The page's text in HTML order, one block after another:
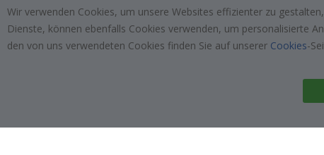
ABONNIEREN
Wir verwenden Cookies, um unsere Websites effizienter zu
Dienste, können ebenfalls Cookies verwenden, um personalisierte
den von uns verwendeten Cookies finden Sie auf unserer Cookies-